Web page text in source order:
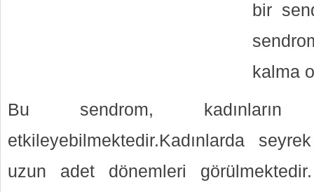
bir
kalma
Bu sendrom, kadınların
etkileyebilmektedir.Kadınlarda
uzun adet dönemleri